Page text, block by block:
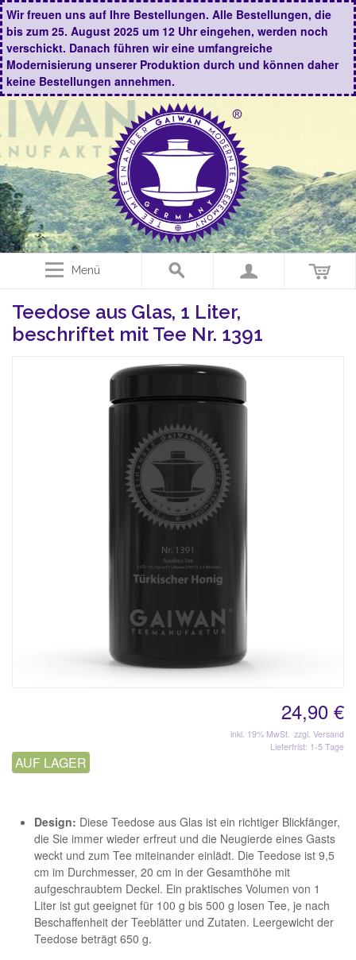
Wir freuen uns auf Ihre Bestellungen. Alle Bestellungen, die
bis zum 25. August 2025 um 12 Uhr eingehen, werden noch
verschickt. Danach führen wir eine umfangreiche
Modernisierung unserer Produktion durch und können daher
keine Bestellungen annehmen.
Menü
Teedose aus Glas, 1 Liter,
beschriftet mit Tee Nr. 1391
24,90 €
inkl. 19% MwSt. zzgl. Versand
Lieferfrist: 1-5 Tage
AUF LAGER
Design: Diese Teedose aus Glas ist ein richtiger Blickfänger,
die Sie immer wieder erfreut und die Neugierde eines Gasts
weckt und zum Tee miteinander einlädt. Die Teedose ist 9,5
cm im Durchmesser, 20 cm in der Gesamthöhe mit
aufgeschraubtem Deckel. Ein praktisches Volumen von 1
Liter ist gut geeignet für 100 g bis 500 g losen Tee, je nach
Beschaffenheit der Teeblätter und Zutaten. Leergewicht der
Teedose beträgt 650 g.